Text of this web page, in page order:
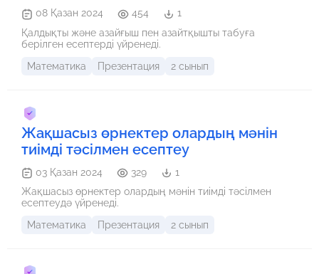
08 Қазан 2024 454
1
Қалдықты және азайғыш пен азайтқышты табуға
берілген есептерді үйренеді.
Математика
Презентация 2 сынып
Жақшасыз өрнектер олардың мәнін
тиімді тәсілмен есептеу
03 Қазан 2024 329
1
Жақшасыз өрнектер олардың мәнін тиімді тәсілмен
есептеудә үйренеді.
Математика
Презентация 2 сынып